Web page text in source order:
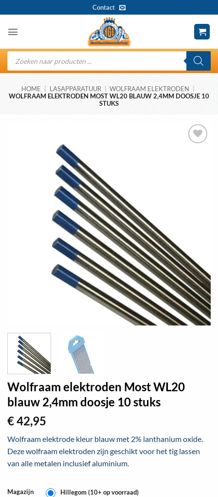
naar
inhoud
Contact
Producten
zoeken
HOME LASAPPARATUUR WOLFRAAM ELEKTRODEN
WOLFRAAM ELEKTRODEN MOST WL20 BLAUW 2,4MM DOOSJE 10
STUKS
Wolfraam elektroden Most WL20
blauw 2,4mm doosje 10 stuks
€42,95
Wolfraam elektrode kleur blauw met 2% lanthanium oxide.
Deze wolfraam elektroden zijn geschikt voor het tig lassen
van alle metalen inclusief aluminium.
Magazijn Hillegom (10+ op voorraad)